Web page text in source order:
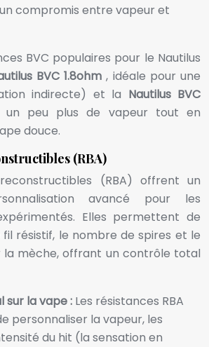
compromis entre vapeur et
BVC populaires pour le Nautilus
BVC 1.8ohm, idéale pour une
indirecte) et la Nautilus BVC
peu plus de vapeur tout en
douce.
(RBA)
(RBA) offrent un
avancé pour les
Elles permettent de
résistif, le nombre de spires et le
la mèche, offrant un contrôle total
la vape : Les résistances RBA
personnaliser la vapeur, les
du hit (la sensation en